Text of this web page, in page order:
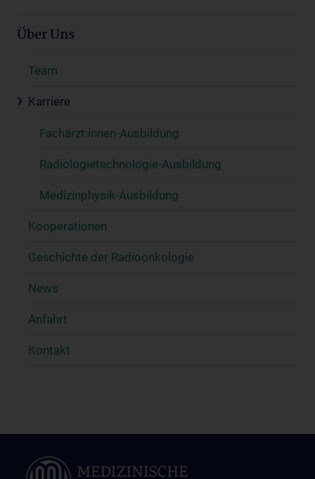
Über Uns
Team
Karriere
Fachärzt:innen-Ausbildung
Radiologietechnologie-Ausbildung
Medizinphysik-Ausbildung
Kooperationen
Geschichte der Radioonkologie
News
Anfahrt
Kontakt